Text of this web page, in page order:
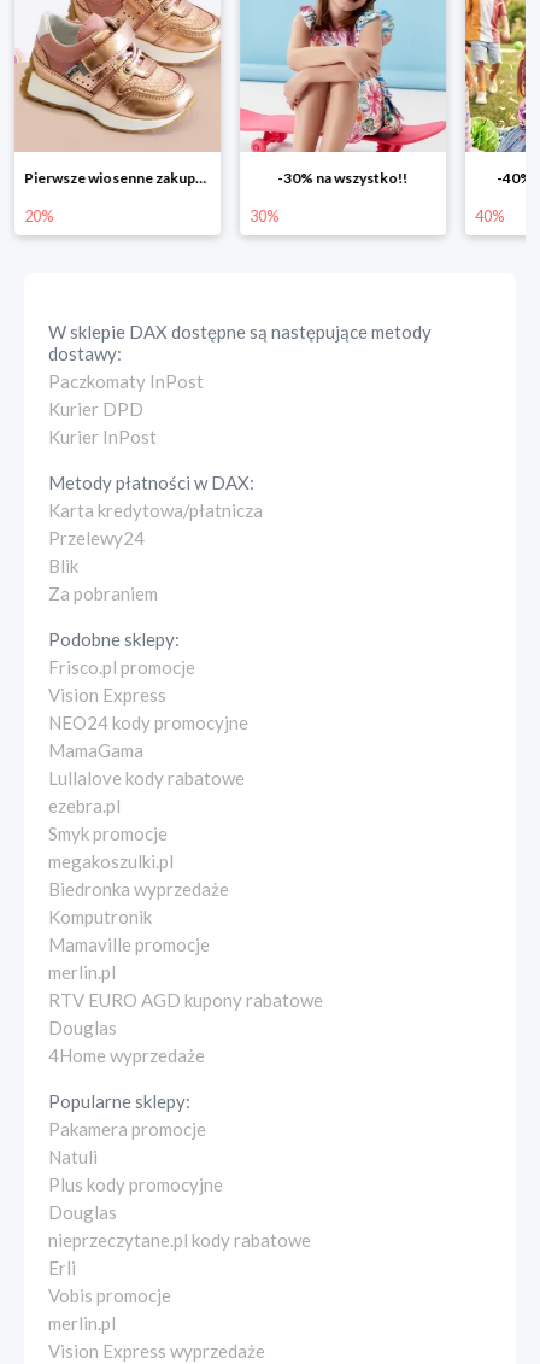
Pierwsze wiosenne zakupy -20%
20%
-30% na wszystko!!
30%
-40%
40%
W sklepie DAX dostępne są następujące metody
dostawy:
Paczkomaty InPost
Kurier DPD
Kurier InPost
Metody płatności wDAX:
Karta kredytowa/płatnicza
Przelewy24
Blik
Za pobraniem
Podobne sklepy:
Frisco.pl promocje
Vision Express
NEO24 kody promocyjne
MamaGama
Lullalove kody rabatowe
ezebra.pl
Smyk promocje
megakoszulki.pl
Biedronka wyprzedaże
Komputronik
Mamaville promocje
merlin.pl
RTV EURO AGD kupony rabatowe
Douglas
4Home wyprzedaże
Popularne sklepy:
Pakamera promocje
Natuli
Plus kody promocyjne
Douglas
nieprzeczytane.pl kody rabatowe
Erli
Vobis promocje
merlin.pl
Vision Express wyprzedaże